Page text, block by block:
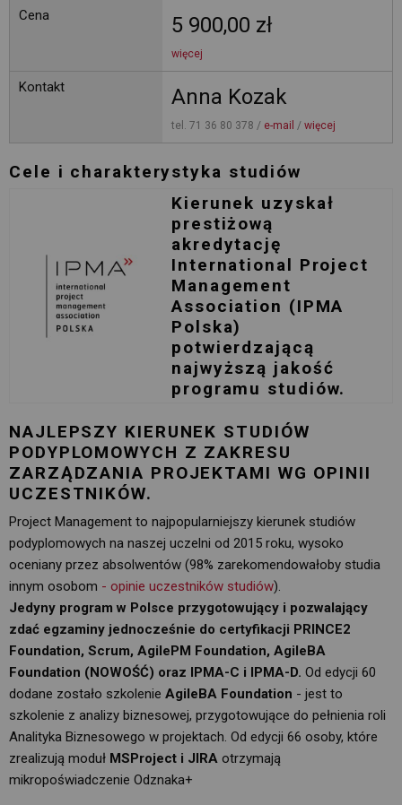
Cena 5 900,00 zł
więcej
Kontakt Anna Kozak
tel. 71 36 80 378 / e-mail / więcej
Cele i charakterystyka studiów
Kierunek uzyskał
prestiżową
akredytację
International Project
Management
Association (IPMA
Polska)
potwierdzającą
najwyższą jakość
programu studiów.
NAJLEPSZY KIERUNEK STUDIÓW
PODYPLOMOWYCH Z ZAKRESU
ZARZĄDZANIA PROJEKTAMI WG OPINII
UCZESTNIKÓW.
Project Management to najpopularniejszy kierunek studiów
podyplomowych na naszej uczelni od 2015 roku, wysoko
oceniany przez absolwentów (98% zarekomendowałoby studia
innym osobom - opinie uczestników studiów).
Jedyny program w Polsce przygotowujący i pozwalający
zdać egzaminy jednocześnie do certyfikacji PRINCE2
Foundation, Scrum, AgilePM Foundation, AgileBA
Foundation (NOWOŚĆ) oraz IPMA-C i IPMA-D. Od edycji 60
dodane zostało szkolenie AgileBA Foundation - jest to
szkolenie z analizy biznesowej, przygotowujące do pełnienia roli
Analityka Biznesowego w projektach. Od edycji 66 osoby, które
zrealizują moduł MSProject i JIRA otrzymają
mikropoświadczenie Odznaka+